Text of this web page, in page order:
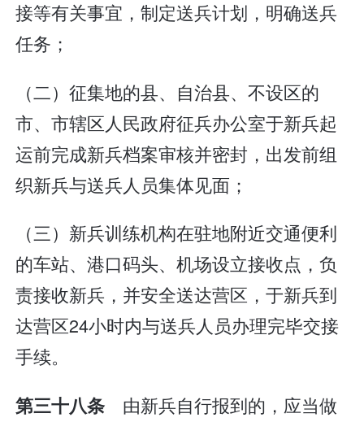
接等有关事宜，制定送兵计划，明确送兵
任务；
（二）征集地的县、自治县、不设区的
市、市辖区人民政府征兵办公室于新兵起
运前完成新兵档案审核并密封，出发前组
织新兵与送兵人员集体见面；
（三）新兵训练机构在驻地附近交通便利
的车站、港口码头、机场设立接收点，负
责接收新兵，并安全送达营区，于新兵到
达营区24小时内与送兵人员办理完毕交接
手续。
第三十八条 由新兵自行报到的，应当做